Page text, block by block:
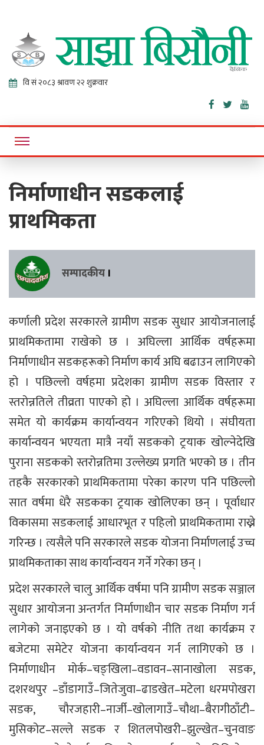
Sajha
Bisaunee
Online News Portal
निर्माणाधीन सडकलाई
प्राथमिकता
सम्पादकीय ।
कर्णाली प्रदेश सरकारले ग्रामीण सडक सुधार आयोजनालाई
प्राथमिकतामा राखेको छ । अघिल्ला आर्थिक वर्षहरूमा
निर्माणाधीन सडकहरूको निर्माण कार्य अघि बढाउन लागिएको
हो । पछिल्लो वर्षहमा प्रदेशका ग्रामीण सडक विस्तार र
स्तरोन्नतिले तीव्रता पाएको हो । अघिल्ला आर्थिक वर्षहरूमा
समेत यो कार्यक्रम कार्यान्वयन गरिएको थियो । संघीयता
कार्यान्वयन भएयता मात्रै नयाँ सडकको ट्रयाक खोल्नेदेखि
पुराना सडकको स्तरोन्नतिमा उल्लेख्य प्रगति भएको छ । तीन
तहकै सरकारको प्राथमिकतामा परेका कारण पनि पछिल्लो
सात वर्षमा धेरै सडकका ट्रयाक खोलिएका छन् । पूर्वाधार
विकासमा सडकलाई आधारभूत र पहिलो प्राथमिकतामा राख्ने
गरिन्छ । त्यसैले पनि सरकारले सडक योजना निर्माणलाई उच्च
प्राथमिकताका साथ कार्यान्वयन गर्ने गरेका छन् ।
प्रदेश सरकारले चालु आर्थिक वर्षमा पनि ग्रामीण सडक सञ्जाल
सुधार आयोजना अन्तर्गत निर्माणाधीन चार सडक निर्माण गर्न
लागेको जनाइएको छ । यो वर्षको नीति तथा कार्यक्रम र
बजेटमा समेटेर योजना कार्यान्वयन गर्न लागिएको छ ।
निर्माणाधीन मोर्क–चङ्खिला–वडावन–सानाखोला सडक,
दशरथपुर –डाँडागाउँ–जितेजुवा–ढाडखेत–मटेला धरमपोखरा
सडक, चौरजहारी–नार्जी–खोलागाउँ–चौथा–बैरागीठाँटी–
मुसिकोट–सल्ले सडक र शितलपोखरी–झुल्खेत–चुनवाङ